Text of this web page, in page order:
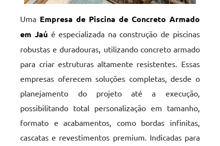
Uma Empresa de Piscina de Concreto Armado
em Jaúé especializada na construção de piscinas
robustas e duradouras, utilizando concreto armado
para criar estruturas altamente resistentes. Essas
empresas oferecem soluções completas, desde o
planejamento do projeto até a execução,
possibilitando total personalização em tamanho,
formato e acabamentos, como bordas infinitas,
cascatas e revestimentos premium. Indicadas para